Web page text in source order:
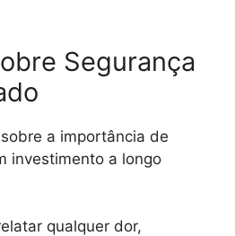
Segurança
a importância de
investimento a longo
qualquer dor,